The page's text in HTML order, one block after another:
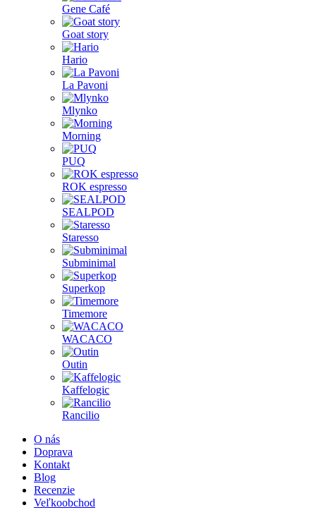
Gene Café
Goat story
Hario
La Pavoni
Mlynko
Morning
PUQ
ROK espresso
SEALPOD
Staresso
Subminimal
Superkop
Timemore
WACACO
Outin
Kaffelogic
Rancilio
O nás
Doprava
Kontakt
Blog
Recenzie
Veľkoobchod